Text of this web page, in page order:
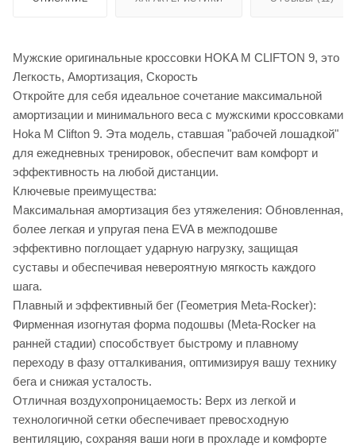
Мужские оригинальные кроссовки HOKA M CLIFTON 9, это
Легкость, Амортизация, Скорость
Откройте для себя идеальное сочетание максимальной
амортизации и минимального веса с мужскими кроссовками
Hoka M Clifton 9. Эта модель, ставшая "рабочей лошадкой"
для ежедневных тренировок, обеспечит вам комфорт и
эффективность на любой дистанции.
Ключевые преимущества:
Максимальная амортизация без утяжеления: Обновленная,
более легкая и упругая пена EVA в межподошве
эффективно поглощает ударную нагрузку, защищая
суставы и обеспечивая невероятную мягкость каждого
шага.
Плавный и эффективный бег (Геометрия Meta-Rocker):
Фирменная изогнутая форма подошвы (Meta-Rocker на
ранней стадии) способствует быстрому и плавному
переходу в фазу отталкивания, оптимизируя вашу технику
бега и снижая усталость.
Отличная воздухопроницаемость: Верх из легкой и
технологичной сетки обеспечивает превосходную
вентиляцию, сохраняя ваши ноги в прохладе и комфорте